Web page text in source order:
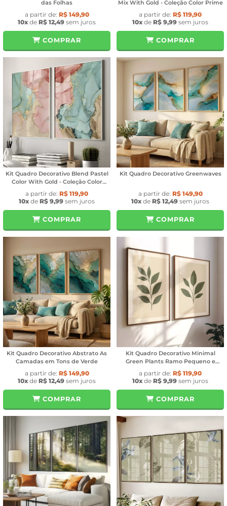
das Folhas
a partir de: R$ 149,90
10x de R$ 12,49 sem juros
COMPRAR
Mix With Gold - Coleção Color Prime
a partir de: R$ 119,90
10x de R$ 9,99 sem juros
COMPRAR
Kit Quadro Decorativo Blend Pastel
Color With Gold - Coleção Color
Prime
a partir de: R$ 119,90
10x de R$ 9,99 sem juros
COMPRAR
Kit Quadro Decorativo Greenwaves
a partir de: R$ 149,90
10x de R$ 12,49 sem juros
COMPRAR
Kit Quadro Decorativo Abstrato As
Camadas em Tons de Verde
a partir de: R$ 149,90
10x de R$ 12,49 sem juros
COMPRAR
Kit Quadro Decorativo Minimal
Green Plants Ramo Pequeno e
Grande
a partir de: R$ 119,90
10x de R$ 9,99 sem juros
COMPRAR